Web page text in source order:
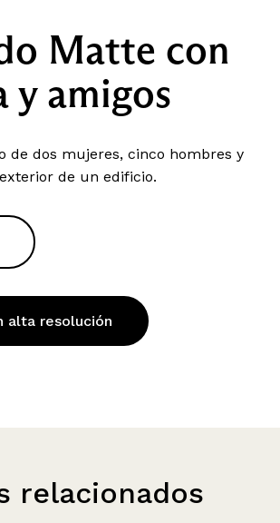
Matte con
y amigos
de dos mujeres, cinco hombres y
de un edificio.
alta resolución
relacionados